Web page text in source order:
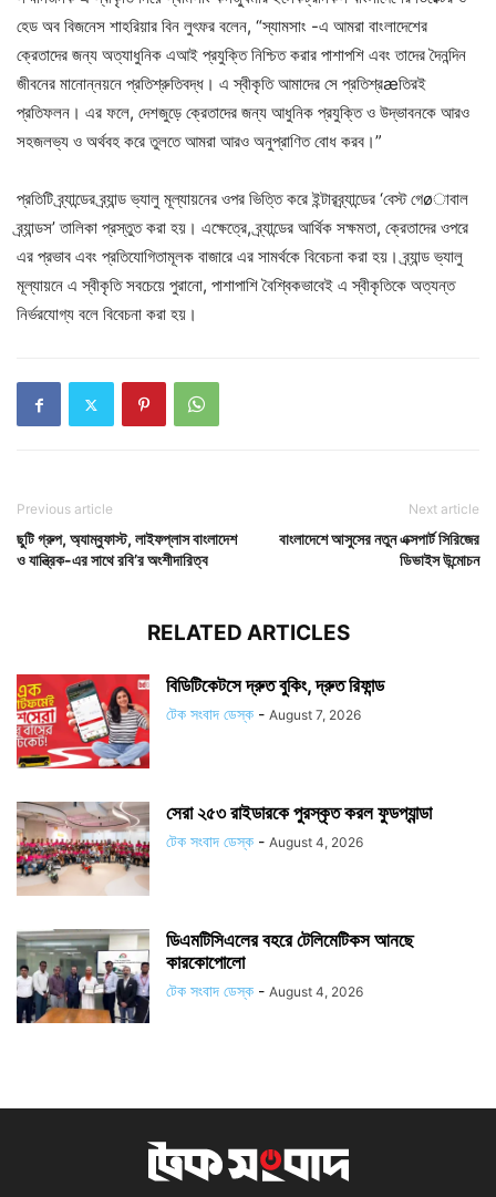
হেড অব বিজনেস শাহরিয়ার বিন লুৎফর বলেন, “স্যামসাং -এ আমরা বাংলাদেশের
ক্রেতাদের জন্য অত্যাধুনিক এআই প্রযুক্তি নিশ্চিত করার পাশাপশি এবং তাদের দৈনন্দিন
জীবনের মানোন্নয়নে প্রতিশ্রুতিবদ্ধ। এ স্বীকৃতি আমাদের সে প্রতিশ্রæতিরই
প্রতিফলন। এর ফলে, দেশজুড়ে ক্রেতাদের জন্য আধুনিক প্রযুক্তি ও উদ্ভাবনকে আরও
সহজলভ্য ও অর্থবহ করে তুলতে আমরা আরও অনুপ্রাণিত বোধ করব।”
প্রতিটি ব্র্যান্ডের ব্র্যান্ড ভ্যালু মূল্যায়নের ওপর ভিত্তি করে ইন্টারব্র্যান্ডের ‘বেস্ট গেøাবাল
ব্র্যান্ডস’ তালিকা প্রস্তুত করা হয়। এক্ষেত্রে, ব্র্যান্ডের আর্থিক সক্ষমতা, ক্রেতাদের ওপরে
এর প্রভাব এবং প্রতিযোগিতামূলক বাজারে এর সামর্থকে বিবেচনা করা হয়। ব্র্যান্ড ভ্যালু
মূল্যায়নে এ স্বীকৃতি সবচেয়ে পুরানো, পাশাপাশি বৈশ্বিকভাবেই এ স্বীকৃতিকে অত্যন্ত
নির্ভরযোগ্য বলে বিবেচনা করা হয়।
Previous article
ছুটি গ্রুপ, অ্যাম্বুফাস্ট, লাইফপ্লাস বাংলাদেশ
ও যান্ত্রিক-এর সাথে রবি’র অংশীদারিত্ব
Next article
বাংলাদেশে আসুসের নতুন এক্সপার্ট সিরিজের
ডিভাইস উন্মোচন
RELATED ARTICLES
বিডিটিকেটসে দ্রুত বুকিং, দ্রুত রিফান্ড
টেক সংবাদ ডেস্ক - August 7, 2026
সেরা ২৫৩ রাইডারকে পুরস্কৃত করল ফুডপ্যান্ডা
টেক সংবাদ ডেস্ক - August 4, 2026
ডিএমটিসিএলের বহরে টেলিমেটিকস আনছে
কারকোপোলো
টেক সংবাদ ডেস্ক - August 4, 2026